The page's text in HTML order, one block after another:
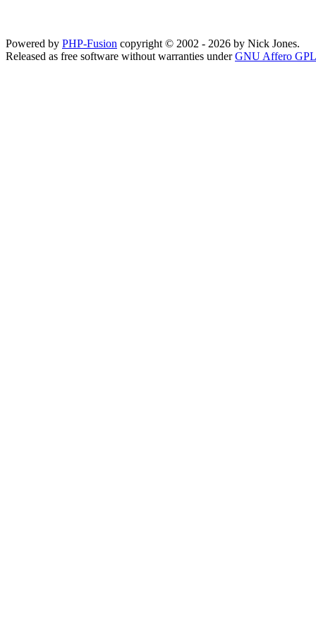
Powered by PHP-Fusion copyright © 2002 - 2026 by Nick Jones.
Released as free software without warranties underGNU Affero GPL